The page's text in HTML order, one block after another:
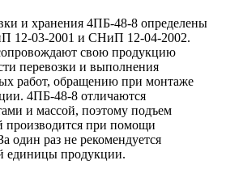
и хранения 4ПБ-48-8 определены
12-03-2001 и СНиП 12-04-2002.
свою продукцию
перевозки и выполнения
работ, обращению при монтаже
4ПБ-48-8 отличаются
и массой, поэтому подъем
производится при помощи
один раз не рекомендуется
единицы продукции.